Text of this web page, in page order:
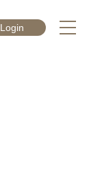
Login